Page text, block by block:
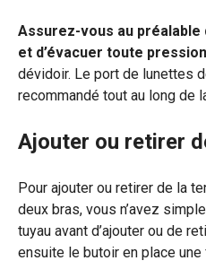
Assurez-vous au préalable
et d’évacuer toute
dévidoir. Le port de lunettes
recommandé tout au long de
Ajouter ou retirer
Pour ajouter ou retirer de la
deux bras, vous n’avez
tuyau avant d’ajouter ou de
ensuite le butoir en place